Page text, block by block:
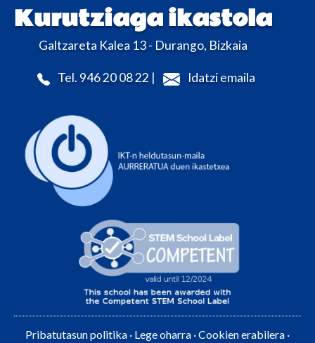
Kurutziaga ikastola
Galtzareta Kalea 13 - Durango, Bizkaia
Tel. 946 20 08 22 | Idatzi emaila
Pribatutasun politika · Lege oharra ·Cookien erabilera ·